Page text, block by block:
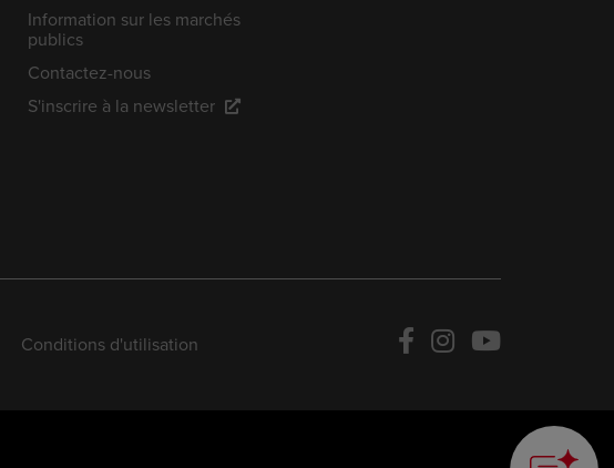
Information sur les marchés
publics
Contactez-nous
S'inscrire à la newsletter
Conditions d'utilisation